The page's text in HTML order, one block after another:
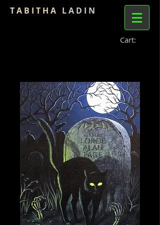
T A B I T H A L A D I N
Cart: